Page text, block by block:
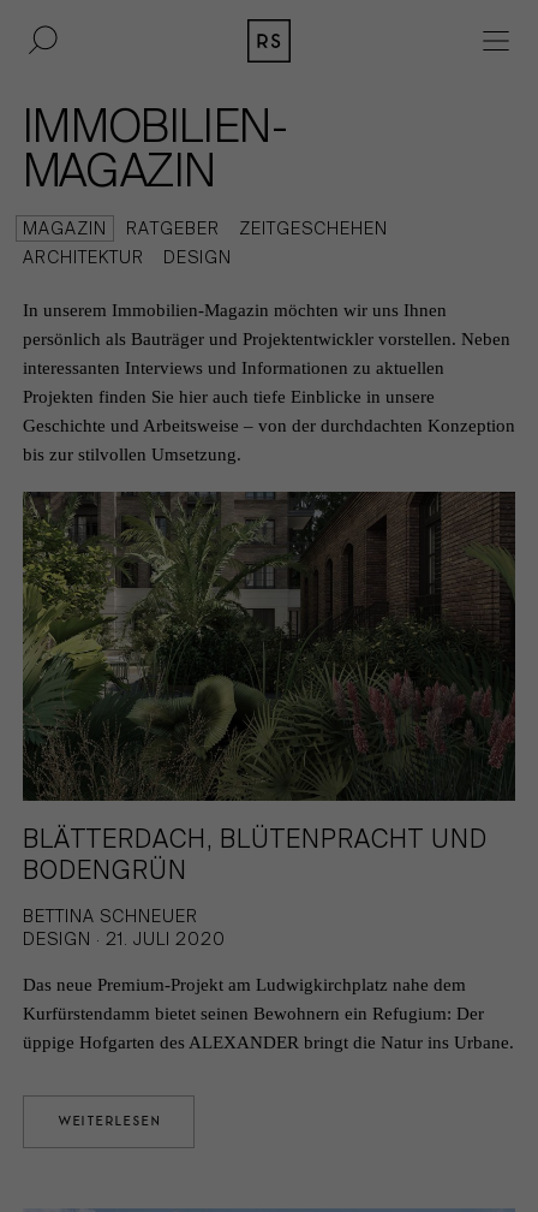
IMMOBILIEN
AKQUISITION
MAGAZIN
KONTAKT
HAMBURG
KEMPEN
KÖLN
IMPRESSUM
DATENSCHUTZ
IMMOBILIEN-
MAGAZIN
MAGAZIN RATGEBER
ZEITGESCHEHEN
ARCHITEKTUR
DESIGN
In unserem Immobilien-Magazin möchten wir uns Ihnen
persönlich als Bauträger und Projektentwickler vorstellen. Neben
interessanten Interviews und Informationen zu aktuellen
Projekten finden Sie hier auch tiefe Einblicke in unsere
Geschichte und Arbeitsweise – von der durchdachten Konzeption
bis zur stilvollen Umsetzung.
BLÄTTERDACH, BLÜTENPRACHT UND
BODENGRÜN
BETTINA SCHNEUER
DESIGN · 21. JULI 2020
Das neue Premium-Projekt am Ludwigkirchplatz nahe dem
Kurfürstendamm bietet seinen Bewohnern ein Refugium: Der
üppige Hofgarten des ALEXANDER bringt die Natur ins Urbane.
WEITERLESEN